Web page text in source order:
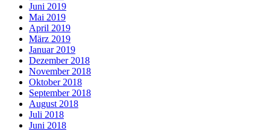
Juni 2019
Mai 2019
April 2019
März 2019
Januar 2019
Dezember 2018
November 2018
Oktober 2018
September 2018
August 2018
Juli 2018
Juni 2018